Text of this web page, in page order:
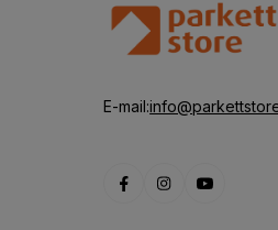
E-mail: